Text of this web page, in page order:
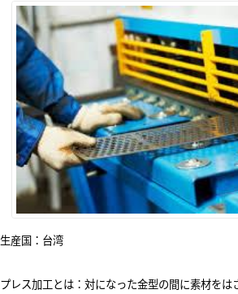
生産国：台湾
プレス加工とは：対になった金型の間に素材を